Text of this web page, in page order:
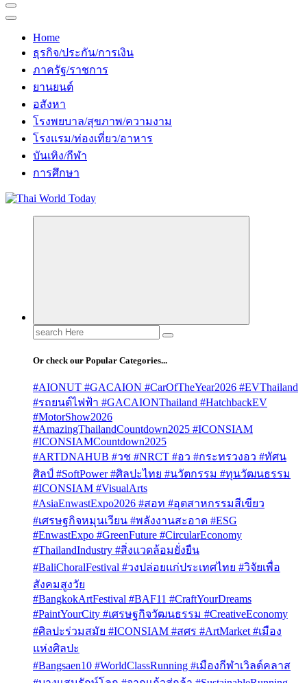
Home
ธุรกิจ/ประกัน/การเงิน
ภาครัฐ/ราชการ
ยานยนต์
อสังหา
โรงพยบาล/สุขภาพ/ความงาม
โรงแรม/ท่องเที่ยว/อาหาร
บันเทิง/กีฬา
การศึกษา
Search
for:
Or check our Popular Categories...
#AIONUT #GACAION #CarOfTheYear2026 #EVThailand
#รถยนต์ไฟฟ้า #GACAIONThailand #HatchbackEV
#MotorShow2026
#AmazingThailandCountdown2025 #ICONSIAM
#ICONSIAMCountdown2025
#ARTDNAHUB #วช #NRCT #อว #กระทรวงอว #ทัศน
ศิลป์ #SoftPower #ศิลปะไทย #นวัตกรรม #ทุนวัฒนธรรม
#ICONSIAM #VisualArts
#AsiaEnwastExpo2026 #สอท #อุตสาหกรรมสีเขียว
#เศรษฐกิจหมุนเวียน #พลังงานสะอาด #ESG
#EnwastExpo #GreenFuture #CircularEconomy
#ThailandIndustry #สิ่งแวดล้อมยั่งยืน
#BaliChoralFestival #วงปล่อยแก่ประเทศไทย #วิจัยเพื่อ
สังคมสูงวัย
#BangkokArtFestival #BAF11 #CraftYourDreams
#PaintYourCity #เศรษฐกิจวัฒนธรรม #CreativeEconomy
#ศิลปะร่วมสมัย #ICONSIAM #สศร #ArtMarket #เมือง
แห่งศิลปะ
#Bangsaen10 #WorldClassRunning #เมืองกีฬาเวิลด์คลาส